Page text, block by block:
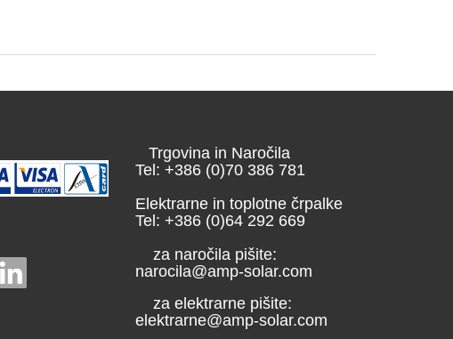
Trgovina in Naročila
Tel: +386 (0)70 386 781
Elektrarne in toplotne črpalke
Tel: +386 (0)64 292 669
za naročila pišite:
narocila@amp-solar.com
za elektrarne pišite:
elektrarne@amp-solar.com